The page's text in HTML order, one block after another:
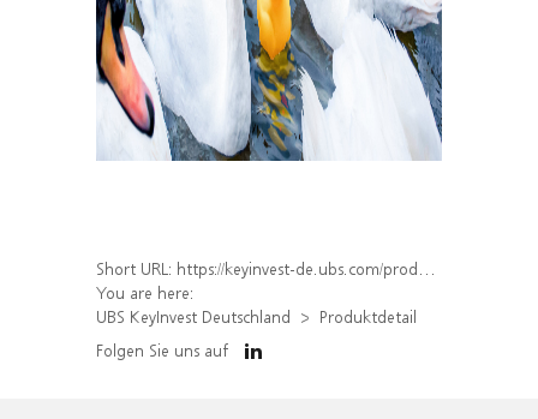
Short URL: https://keyinvest-de.ubs.com/produkt/detail/index/isin/DE000WA5BAT8
You are here:
UBS KeyInvest Deutschland
Produktdetail
Folgen Sie uns auf